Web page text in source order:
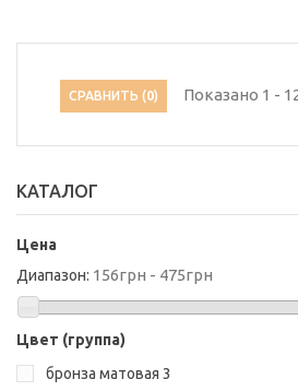
СРАВНИТЬ (0) Показано 1 -
КАТАЛОГ
Цена
Диапазон: 156грн - 475грн
Цвет (группа)
бронза матовая 3